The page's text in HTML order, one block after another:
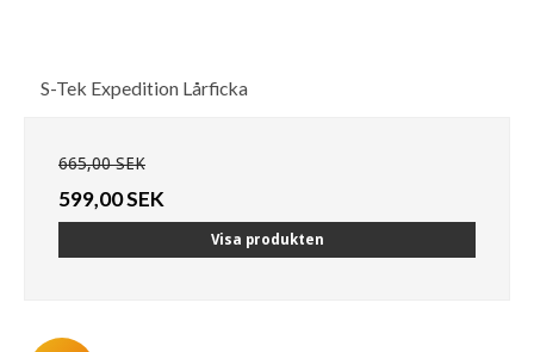
S-Tek Expedition Lårficka
665,00 SEK
599,00 SEK
Visa produkten